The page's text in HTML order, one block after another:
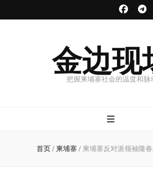
金边现
把握柬埔寨社会的温度和脉
首页/ 柬埔寨 / 柬埔寨反对派领袖隆